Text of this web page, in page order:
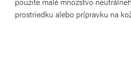
prostriedku alebo prípravku na